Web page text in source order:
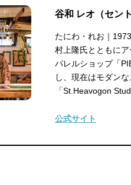
谷和 レオ（セン
たにわ・れお｜
村上隆氏とともに
パレルショップ「
し、現在はモダン
「St.Heavogon
公式サイト